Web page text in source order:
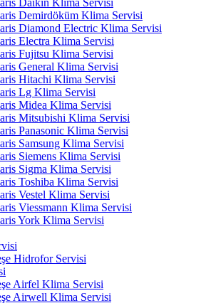
Daikin Klima Servisi
Demirdöküm Klima Servisi
Diamond Electric Klima Servisi
Electra Klima Servisi
Fujitsu Klima Servisi
General Klima Servisi
Hitachi Klima Servisi
Lg Klima Servisi
Midea Klima Servisi
Mitsubishi Klima Servisi
Panasonic Klima Servisi
Samsung Klima Servisi
Siemens Klima Servisi
Sigma Klima Servisi
Toshiba Klima Servisi
Vestel Klima Servisi
Viessmann Klima Servisi
York Klima Servisi
Hidrofor Servisi
Airfel Klima Servisi
Airwell Klima Servisi